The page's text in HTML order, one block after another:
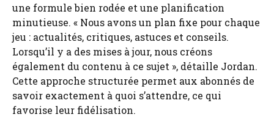
une formule bien rodée et une planification
minutieuse. « Nous avons un plan fixe pour chaque
jeu : actualités, critiques, astuces et conseils.
Lorsqu’il y a des mises à jour, nous créons
également du contenu à ce sujet », détaille Jordan.
Cette approche structurée permet aux abonnés de
savoir exactement à quoi s’attendre, ce qui
favorise leur fidélisation.